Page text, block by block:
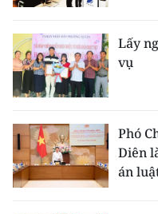
KHOA HỌC - CÔNG
MÔI TRƯỜNG
BẠN ĐỌC
KIỂM CHỨNG THÔNG
Lấy
vụ
Phó
Diên
án